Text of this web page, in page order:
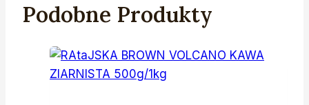
Podobne Produkty